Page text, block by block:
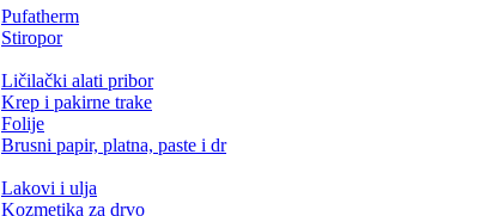
Pufatherm
Stiropor
Ličilački alati pribor
Krep i pakirne trake
Folije
Brusni papir, platna, paste i dr
Lakovi i ulja
Kozmetika za drvo